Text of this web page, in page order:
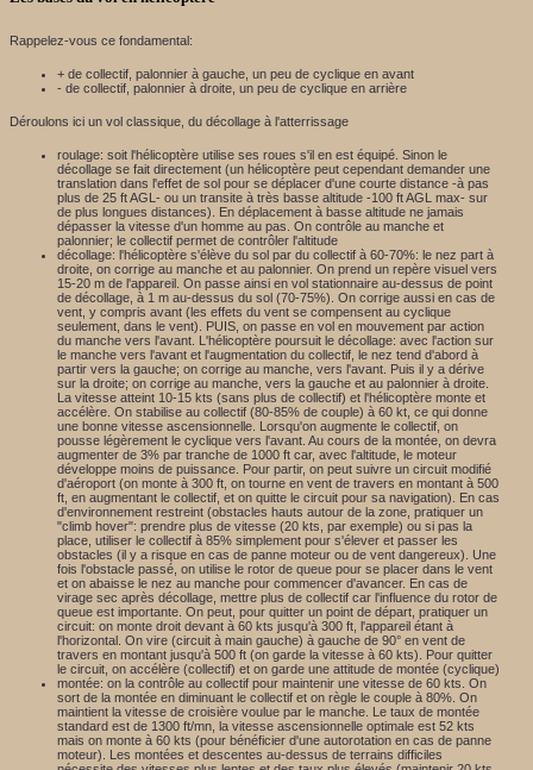
Rappelez-vous ce fondamental:
+ de collectif, palonnier à gauche, un peu de cyclique en avant
- de collectif, palonnier à droite, un peu de cyclique en arrière
Déroulons ici un vol classique, du décollage à l'atterrissage
roulage: soit l'hélicoptère utilise ses roues s'il en est équipé. Sinon le
décollage se fait directement (un hélicoptère peut cependant demander une
translation dans l'effet de sol pour se déplacer d'une courte distance -à pas
plus de 25 ft AGL- ou un transite à très basse altitude -100 ft AGL max- sur
de plus longues distances). En déplacement à basse altitude ne jamais
dépasser la vitesse d'un homme au pas. On contrôle au manche et
palonnier; le collectif permet de contrôler l'altitude
décollage: l'hélicoptère s'élève du sol par du collectif à 60-70%: le nez part à
droite, on corrige au manche et au palonnier. On prend un repère visuel vers
15-20 m de l'appareil. On passe ainsi en vol stationnaire au-dessus de point
de décollage, à 1 m au-dessus du sol (70-75%). On corrige aussi en cas de
vent, y compris avant (les effets du vent se compensent au cyclique
seulement, dans le vent). PUIS, on passe en vol en mouvement par action
du manche vers l'avant. L'hélicoptère poursuit le décollage: avec l'action sur
le manche vers l'avant et l'augmentation du collectif, le nez tend d'abord à
partir vers la gauche; on corrige au manche, vers l'avant. Puis il y a dérive
sur la droite; on corrige au manche, vers la gauche et au palonnier à droite.
La vitesse atteint 10-15 kts (sans plus de collectif) et l'hélicoptère monte et
accélère. On stabilise au collectif (80-85% de couple) à 60 kt, ce qui donne
une bonne vitesse ascensionnelle. Lorsqu'on augmente le collectif, on
pousse légèrement le cyclique vers l'avant. Au cours de la montée, on devra
augmenter de 3% par tranche de 1000 ft car, avec l'altitude, le moteur
développe moins de puissance. Pour partir, on peut suivre un circuit modifié
d'aéroport (on monte à 300 ft, on tourne en vent de travers en montant à 500
ft, en augmentant le collectif, et on quitte le circuit pour sa navigation). En cas
d'environnement restreint (obstacles hauts autour de la zone, pratiquer un
"climb hover": prendre plus de vitesse (20 kts, par exemple) ou si pas la
place, utiliser le collectif à 85% simplement pour s'élever et passer les
obstacles (il y a risque en cas de panne moteur ou de vent dangereux). Une
fois l'obstacle passé, on utilise le rotor de queue pour se placer dans le vent
et on abaisse le nez au manche pour commencer d'avancer. En cas de
virage sec après décollage, mettre plus de collectif car l'influence du rotor de
queue est importante. On peut, pour quitter un point de départ, pratiquer un
circuit: on monte droit devant à 60 kts jusqu'à 300 ft, l'appareil étant à
l'horizontal. On vire (circuit à main gauche) à gauche de 90° en vent de
travers en montant jusqu'à 500 ft (on garde la vitesse à 60 kts). Pour quitter
le circuit, on accélère (collectif) et on garde une attitude de montée (cyclique)
montée: on la contrôle au collectif pour maintenir une vitesse de 60 kts. On
sort de la montée en diminuant le collectif et on règle le couple à 80%. On
maintient la vitesse de croisière voulue par le manche. Le taux de montée
standard est de 1300 ft/mn, la vitesse ascensionnelle optimale est 52 kts
mais on monte à 60 kts (pour bénéficier d'une autorotation en cas de panne
moteur). Les montées et descentes au-dessus de terrains difficiles